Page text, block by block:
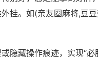
挂。如(亲友圈麻将,豆
隐藏操作痕迹，实现“必